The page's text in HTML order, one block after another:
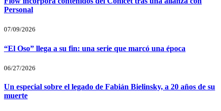
Personal
07/09/2026
“El Oso” llega a su fin: una serie que marcó una época
06/27/2026
Un especial sobre el legado de Fabián Bielinsky, a 20 años de su
muerte